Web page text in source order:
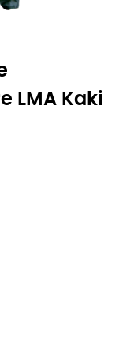
LMA Kaki